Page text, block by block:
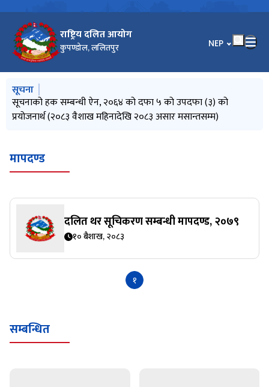
राष्ट्रिय दलित आयोग
कुपण्डोल, ललितपुर भाषा चयन गर्नुहोस्
NEP
मुख्य नेभिगेसनमा जानुहोस्
सूचना
लेख रचना उपलब्ध गराउने सम्बन्धी सूचना
सूचनाको हक सम्बन्धी ऐन, २०६४ को दफा ५ को उपदफा (३) को
प्रयोजनार्थ (२०८३ वैशाख महिनादेखि २०८३ असार मसान्तसम्म)
जातीय छुवाछूत तथा भेदभाव उन्मूलन दिवस, जेठ २१, २०८३ को सन्दर्भमा
आयोगको शुभकामना सन्देश
सूचना प्रविधि विस्तारः दिगो विकासको आधार
प्रेस विज्ञप्ति (सिन्धुली घटनाबारे आयोगको ध्यानाकर्षण)
मापदण्ड
दलित थर सूचिकरण सम्बन्धी मापदण्ड, २०७९
१० बैशाख, २०८३
१
सम्बन्धित